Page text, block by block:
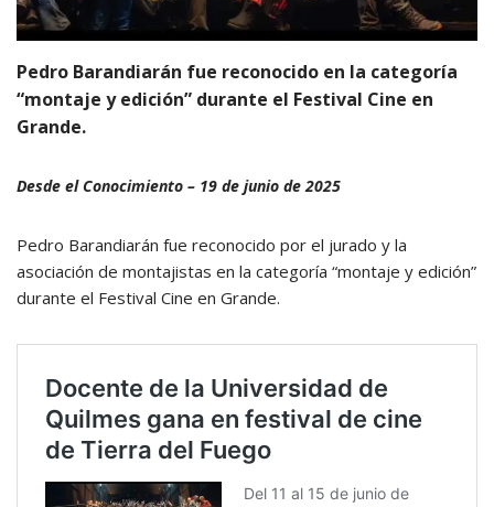
Pedro Barandiarán fue reconocido en la categoría
“montaje y edición” durante el Festival Cine en
Grande.
Desde el Conocimiento – 19 de junio de 2025
Pedro Barandiarán fue reconocido por el jurado y la
asociación de montajistas en la categoría “montaje y edición”
durante el Festival Cine en Grande.